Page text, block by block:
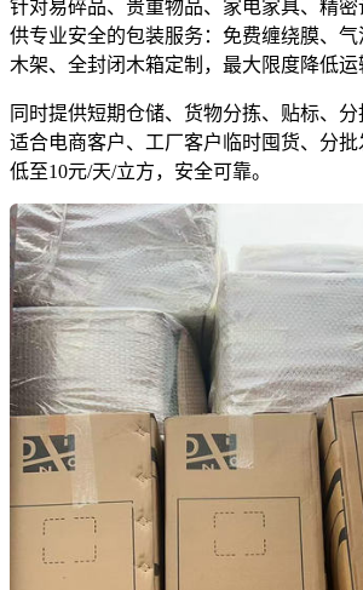
针对易碎品、贵重物品、家电家具、精
供专业安全的包装服务：免费缠绕膜、
木架、全封闭木箱定制，最大限度降低运
同时提供短期仓储、货物分拣、贴标、分
适合电商客户、工厂客户临时囤货、分批
低至10元/天/立方，安全可靠。